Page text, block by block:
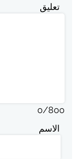
تعليق
0/800
الاسم